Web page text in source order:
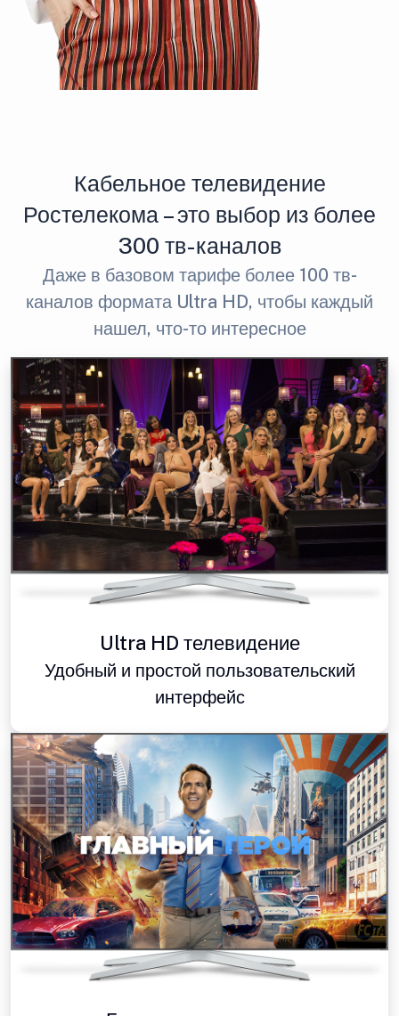
Кабельное телевидение
Ростелекома – это выбор из более
300 тв-каналов
Даже в базовом тарифе более 100 тв-
каналов формата Ultra HD, чтобы каждый
нашел, что-то интересное
Ultra HD телевидение
Удобный и простой пользовательский
интерфейс